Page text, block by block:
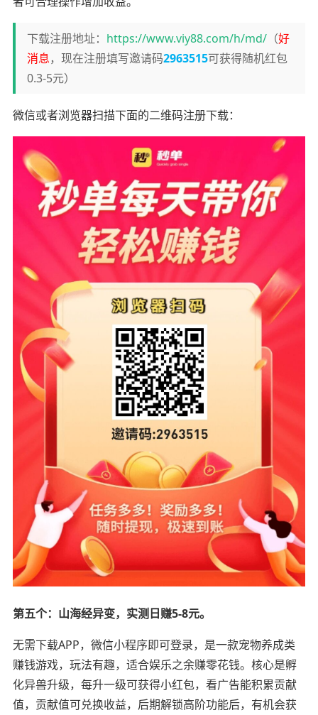
下载注册地址： https://www.viy88.com/h/md/（好
消息，现在注册填写邀请码2963515可获得随机红包
0.3-5元）
微信或者浏览器扫描下面的二维码注册下载：
第五个：山海经异变，实测日赚5-8元。
无需下载APP，微信小程序即可登录，是一款宠物养成类
赚钱游戏，玩法有趣，适合娱乐之余赚零花钱。核心是孵
化异兽升级，每升一级可获得小红包，看广告能积累贡献
值，贡献值可兑换收益，后期解锁高阶功能后，有机会获